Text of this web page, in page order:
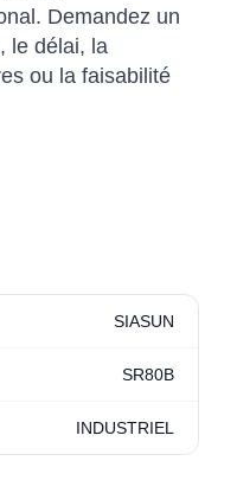
Demandez un
le délai, la
ou la faisabilité
SIASUN
SR80B
INDUSTRIEL